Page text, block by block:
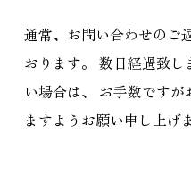
通常、お問い合わせのご
おります。 数日経過致し
い場合は、
お手数ですが
ますようお願い申し上げ